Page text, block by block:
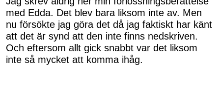
med Edda. Det blev bara liksom inte av. Men
nu försökte jag göra det då jag faktiskt har känt
att det är synd att den inte finns nedskriven.
Och eftersom allt gick snabbt var det liksom
inte så mycket att komma ihåg.